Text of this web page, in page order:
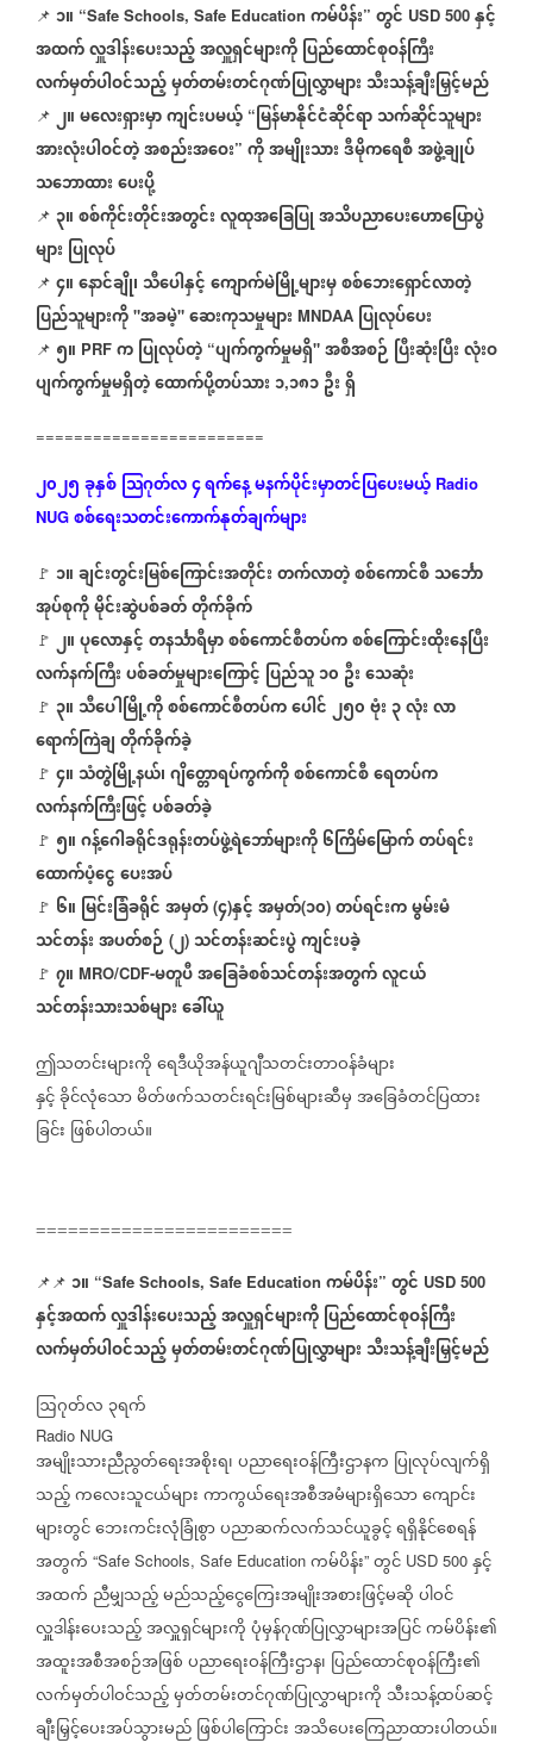
📌 ၁။ “Safe Schools, Safe Education ကမ်ပိန်း” တွင် USD 500 နှင့်
အထက်လှူဒါန်းပေးသည့်အလှူရှင်များကိုပြည်ထောင်စုဝန်ကြီး
လက်မှတ်ပါဝင်သည့်မှတ်တမ်းတင်ဂုဏ်ပြုလွှာများသီးသန့်ချီးမြှင့်မည်
📌 ၂။မလေးရှားမှာကျင်းပမယ့် “မြန်မာနိုင်ငံဆိုင်ရာသက်ဆိုင်သူများ
အားလုံးပါဝင်တဲ့အစည်းအဝေး” ကိုအမျိုးသားဒီမိုကရေစီအဖွဲ့ချုပ်
သဘောထားပေးပို့
📌 ၃။စစ်ကိုင်းတိုင်းအတွင်းလူထုအခြေပြုအသိပညာပေးဟောပြောပွဲ
များ ပြုလုပ်
📌 ၄။နောင်ချို၊သီပေါနှင့်ကျောက်မဲမြို့များမှစစ်ဘေးရှောင်လာတဲ့
ပြည်သူများကို "အခမဲ့" ဆေးကုသမှုများ MNDAA ပြုလုပ်ပေး
📌 ၅။ PRF ကပြုလုပ်တဲ့ “ပျက်ကွက်မှုမရှိ" အစီအစဉ်ပြီးဆုံးပြီးလုံးဝ
ပျက်ကွက်မှုမရှိတဲ့ထောက်ပို့တပ်သား၁,၁၈၁ဦးရှိ
========================
၂၀၂၅ခုနှစ်သြဂုတ်လ၄ ရက်နေ့မနက်ပိုင်းမှာတင်ပြပေးမယ့် Radio
NUG စစ်ရေးသတင်းကောက်နုတ်ချက်များ
🚩 ၁။ချင်းတွင်းမြစ်ကြောင်းအတိုင်းတက်လာတဲ့စစ်ကောင်စီသင်္ဘော
အုပ်စုကိုမိုင်းဆွဲပစ်ခတ်တိုက်ခိုက်
🚩 ၂။ပုလောနှင့်တနင်္သာရီမှာစစ်ကောင်စီတပ်ကစစ်ကြောင်းထိုးနေပြီး
လက်နက်ကြီးပစ်ခတ်မှုများကြောင့် ပြည်သူ၁၀ ဦးသေဆုံး
🚩 ၃။သီပေါမြို့ကိုစစ်ကောင်စီတပ်ကပေါင်၂၅၀ဗုံး၃လုံးလာ
ရောက်ကြဲချတိုက်ခိုက်ခဲ့
🚩 ၄။သံတွဲမြို့နယ်၊ဂျိတ္တောရပ်ကွက်ကိုစစ်ကောင်စီရေတပ်က
လက်နက်ကြီးဖြင့်ပစ်ခတ်ခဲ့
🚩 ၅။ဂန့်ဂေါခရိုင်ဒရုန်းတပ်ဖွဲ့ရဲဘော်များကို၆ကြိမ်မြောက်တပ်ရင်း
ထောက်ပံ့ငွေပေးအပ်
🚩 ၆။ မြင်းခြံခရိုင်အမှတ် (၄)နှင့်အမှတ်(၁၀) တပ်ရင်းကမွမ်းမံ
သင်တန်းအပတ်စဉ် (၂) သင်တန်းဆင်းပွဲကျင်းပခဲ့
🚩 ၇။ MRO/CDF-မတူပီအခြေခံစစ်သင်တန်းအတွက်လူငယ်
သင်တန်းသားသစ်များခေါ်ယူ
ဤသတင်းများကိုရေဒီယိုအန်ယူဂျီသတင်းတာဝန်ခံများ
နှင့်ခိုင်လုံသောမိတ်ဖက်သတင်းရင်းမြစ်များဆီမှအခြေခံတင်ပြထား
ခြင်း ဖြစ်ပါတယ်။
========================
📌📌 ၁။ “Safe Schools, Safe Education ကမ်ပိန်း” တွင် USD 500
နှင့်အထက်လှူဒါန်းပေးသည့်အလှူရှင်များကိုပြည်ထောင်စုဝန်ကြီး
လက်မှတ်ပါဝင်သည့်မှတ်တမ်းတင်ဂုဏ်ပြုလွှာများသီးသန့်ချီးမြှင့်မည်
ဩဂုတ်လ ၃ရက်
Radio NUG
အမျိုးသားညီညွတ်ရေးအစိုးရ၊ပညာရေးဝန်ကြီးဌာနက ပြုလုပ်လျက်ရှိ
သည့်ကလေးသူငယ်များကာကွယ်ရေးအစီအမံများရှိသောကျောင်း
များတွင်ဘေးကင်းလုံခြုံစွာပညာဆက်လက်သင်ယူခွင့်ရရှိနိုင်စေရန်
အတွက် “Safe Schools, Safe Education ကမ်ပိန်း” တွင် USD 500 နှင့်
အထက် ညီမျှသည့်မည်သည့်ငွေကြေးအမျိုးအစားဖြင့်မဆိုပါဝင်
လှူဒါန်းပေးသည့်အလှူရှင်များကိုပုံမှန်ဂုဏ်ပြုလွှာများအပြင်ကမ်ပိန်း၏
အထူးအစီအစဉ်အဖြစ်ပညာရေးဝန်ကြီးဌာန၊ ပြည်ထောင်စုဝန်ကြီး၏
လက်မှတ်ပါဝင်သည့်မှတ်တမ်းတင်ဂုဏ်ပြုလွှာများကို သီးသန့်ထပ်ဆင့်
ချီးမြှင့်ပေးအပ်သွားမည်ဖြစ်ပါကြောင်းအသိပေးကြေညာထားပါတယ်။